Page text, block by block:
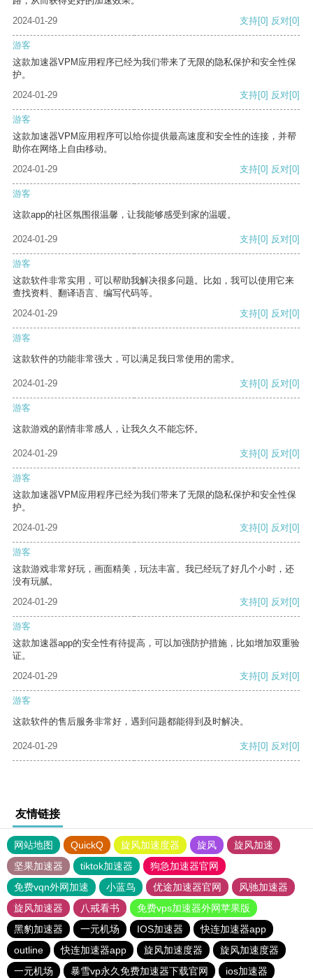
2024-01-29
支持[0] 反对[0]
游客
这款加速器VPM应用程序已经为我们带来了无限的隐私保护和安全性保
护。
2024-01-29
支持[0] 反对[0]
游客
这款加速器VPM应用程序可以给你提供最高速度和安全性的连接，并帮
助你在网络上自由移动。
2024-01-29
支持[0] 反对[0]
游客
这款app的社区氛围很温馨，让我能够感受到家的温暖。
2024-01-29 支持[0] 反对[0]
游客
这款软件非常实用，可以帮助我解决很多问题。比如，我可以使用它来
查找资料、翻译语言、编写代码等。
2024-01-29
支持[0] 反对[0]
游客
这款软件的功能非常强大，可以满足我日常使用的需求。
2024-01-29 支持[0] 反对[0]
游客
这款游戏的剧情非常感人，让我久久不能忘怀。
2024-01-29 支持[0] 反对[0]
游客
这款加速器VPM应用程序已经为我们带来了无限的隐私保护和安全性保
护。
2024-01-29
支持[0] 反对[0]
游客
这款游戏非常好玩，画面精美，玩法丰富。我已经玩了好几个小时，还
没有玩腻。
2024-01-29
支持[0] 反对[0]
游客
这款加速器app的安全性有待提高，可以加强防护措施，比如增加双重验
证。
2024-01-29
支持[0] 反对[0]
游客
这款软件的售后服务非常好，遇到问题都能得到及时解决。
2024-01-29 支持[0] 反对[0]
友情链接
网站地图 QuickQ 旋风加速度器 旋风
旋风加速
坚果加速器
tiktok加速器
狗急加速器官网
免费vqn外网加速
小蓝鸟 优途加速器官网
风驰加速器
旋风加速器
八戒看书
免费vps加速器外网苹果版
黑豹加速器
一元机场 IOS加速器
快连加速器app
outline
快连加速器app 旋风加速度器
旋风加速度器
一元机场
暴雪vp永久免费加速器下载官网 ios加速器